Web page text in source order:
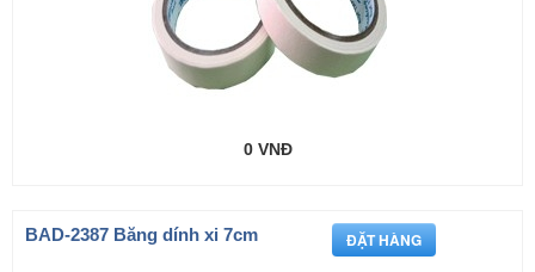
0 VNĐ
BAD-2387 Băng dính xi 7cm